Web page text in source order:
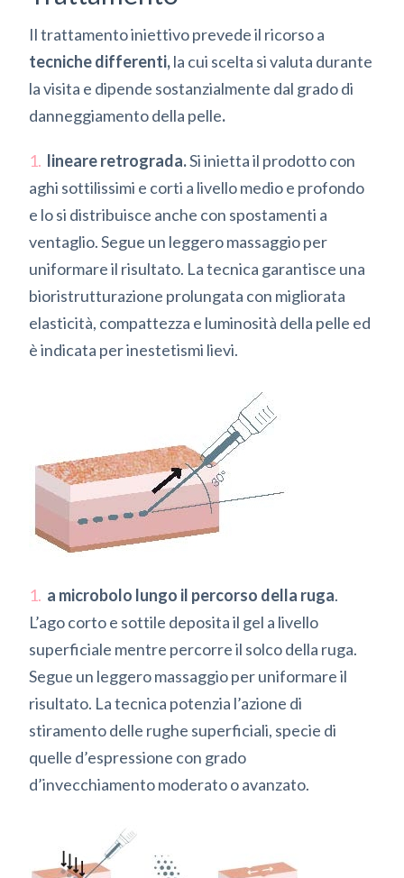
Il trattamento iniettivo prevede il ricorso a
tecniche differenti,la cui scelta si valuta durante
la visita e dipende sostanzialmente dal grado di
danneggiamento della pelle.
lineare retrograda.Si inietta il prodotto con
aghi sottilissimi e corti a livello medio e profondo
e lo si distribuisce anche con spostamenti a
ventaglio. Segue un leggero massaggio per
uniformare il risultato. La tecnica garantisce una
bioristrutturazione prolungata con migliorata
elasticità, compattezza e luminosità della pelle ed
è indicata per inestetismi lievi.
a microbolo lungo il percorso della ruga.
L’ago corto e sottile deposita il gel a livello
superficiale mentre percorre il solco della ruga.
Segue un leggero massaggio per uniformare il
risultato. La tecnica potenzia l’azione di
stiramento delle rughe superficiali, specie di
quelle d’espressione con grado
d’invecchiamento moderato o avanzato.